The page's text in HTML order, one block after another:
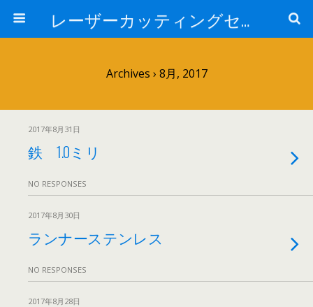
レーザーカッティングセンター 株式会社 中本鉄工所
Archives › 8月, 2017
2017年8月31日
鉄 1.0ミリ
NO RESPONSES
2017年8月30日
ランナーステンレス
NO RESPONSES
2017年8月28日